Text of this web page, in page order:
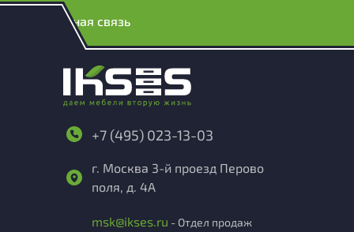
Обратная связь
+7 (495) 023-13-03
г. Москва 3-й проезд Перово
поля, д. 4А
msk@ikses.ru - Отдел продаж